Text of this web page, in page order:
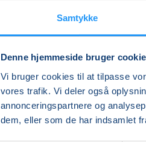
Samtykke
Denne hjemmeside bruger
Vi bruger cookies til at tilpasse
vores trafik. Vi deler også
annonceringspartnere og
dem, eller som de har indsamlet
På dette
drømme
Børn
det være